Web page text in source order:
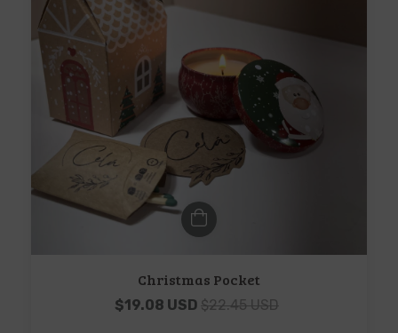
Christmas Pocket
$19.08 USD $22.45 USD